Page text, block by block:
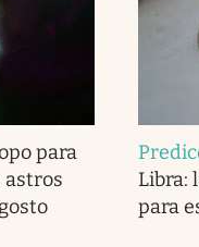
para
astros
Libra:
para